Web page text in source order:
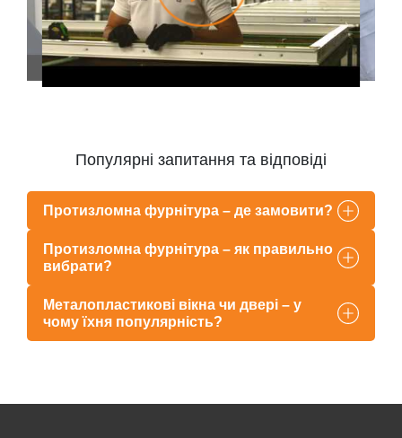
Популярні запитання та відповіді
Протизломна фурнітура – де замовити?
Протизломна фурнітура – як правильно
вибрати?
Металопластикові вікна чи двері – у
чому їхня популярність?